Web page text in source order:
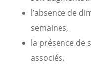
l’absence de
semaines,
la présence de
associés.